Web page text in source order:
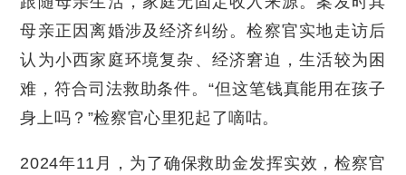
母亲正因离婚涉及经济纠纷。检察官实地走访后
认为小西家庭环境复杂、经济窘迫，生活较为困
难，符合司法救助条件。“但这笔钱真能用在孩子
身上吗？”检察官心里犯起了嘀咕。
2024年11月，为了确保救助金发挥实效，检察官